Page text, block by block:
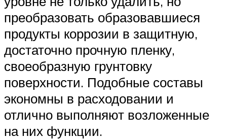
преобразовать образовавшиеся
продукты коррозии в защитную,
достаточно прочную пленку,
своеобразную грунтовку
поверхности. Подобные составы
экономны в расходовании и
отлично выполняют возложенные
на них функции.